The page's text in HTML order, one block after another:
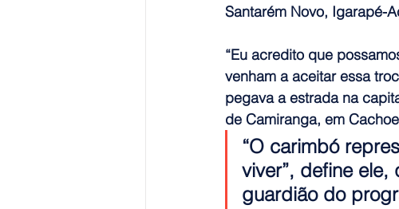
Santarém Novo, Igarapé-
“Eu acredito que
venham a aceitar essa
pegava a estrada na
de Camiranga, em
“O carimbó
viver”, define ele,
guardião do